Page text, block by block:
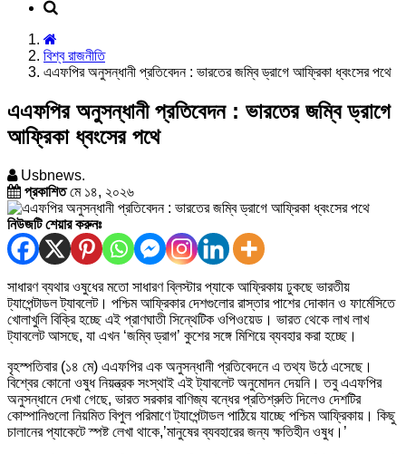
বিশ্ব রাজনীতি
এএফপির অনুসন্ধানী প্রতিবেদন : ভারতের জম্বি ড্রাগে আফ্রিকা ধ্বংসের পথে
এএফপির অনুসন্ধানী প্রতিবেদন : ভারতের জম্বি ড্রাগে
আফ্রিকা ধ্বংসের পথে
Usbnews.
প্রকাশিতমে ১৪, ২০২৬
নিউজটি শেয়ার করুনঃ
সাধারণ ব্যথার ওষুধের মতো সাধারণ ব্লিস্টার প্যাকে আফ্রিকায় ঢুকছে ভারতীয়
ট্যাপেন্টাডল ট্যাবলেট। পশ্চিম আফ্রিকার দেশগুলোর রাস্তার পাশের দোকান ও ফার্মেসিতে
খোলাখুলি বিক্রি হচ্ছে এই প্রাণঘাতী সিন্থেটিক ওপিওয়েড। ভারত থেকে লাখ লাখ
ট্যাবলেট আসছে, যা এখন ‘জম্বি ড্রাগ’ কুশের সঙ্গে মিশিয়ে ব্যবহার করা হচ্ছে।
বৃহস্পতিবার (১৪ মে) এএফপির এক অনুসন্ধানী প্রতিবেদনে এ তথ্য উঠে এসেছে।
বিশ্বের কোনো ওষুধ নিয়ন্ত্রক সংস্থাই এই ট্যাবলেট অনুমোদন দেয়নি। তবু এএফপির
অনুসন্ধানে দেখা গেছে, ভারত সরকার বাণিজ্য বন্ধের প্রতিশ্রুতি দিলেও দেশটির
কোম্পানিগুলো নিয়মিত বিপুল পরিমাণে ট্যাপেন্টাডল পাঠিয়ে যাচ্ছে পশ্চিম আফ্রিকায়। কিছু
চালানের প্যাকেটে স্পষ্ট লেখা থাকে,’মানুষের ব্যবহারের জন্য ক্ষতিহীন ওষুধ।’